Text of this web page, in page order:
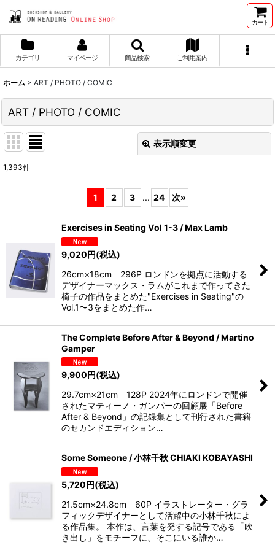
カート
カテゴリ マイページ 商品検索 ご利用案内
ホーム > ART / PHOTO / COMIC
ART / PHOTO / COMIC
表示順変更
並び順
絞り込む
1,393件
1 2 3 ... 24 次»
Exercises in Seating Vol 1-3 / Max Lamb
9,020円(税込)
26cm×18cm 296P ロンドンを拠点に活動する
デザイナーマックス・ラムがこれまで作ってきた
椅子の作品をまとめた"Exercises in Seating"の
Vol.1〜3をまとめた作…
The Complete Before After & Beyond / Martino
Gamper
9,900円(税込)
29.7cm×21cm 128P 2024年にロンドンで開催
されたマティーノ・ガンパーの回顧展「Before
After & Beyond」の記録集として刊行された書籍
のセカンドエディション…
Some Someone / 小林千秋 CHIAKI KOBAYASHI
5,720円(税込)
21.5cm×24.8cm 60P イラストレーター・グラ
フィックデザイナーとして活躍中の小林千秋によ
る作品集。 本作は、言葉を発する記号である「吹
き出し」をモチーフに、そこにいる誰か…